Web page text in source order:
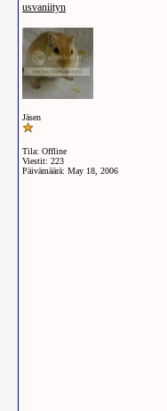
usvaniityn
Jäsen
Tila: Offline
Viestit: 223
Päivämäärä: May 18, 2006